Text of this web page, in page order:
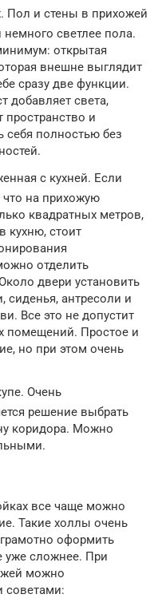
Пол и стены в прихожей
светлее пола.
открытая
внешне выглядит
сразу две функции.
добавляет света,
пространство и
себя полностью без
с кухней. Если
что на прихожую
квадратных метров,
кухню, стоит
отделить
двери установить
сиденья, антресоли и
Все это не допустит
помещений. Простое и
но при этом очень
Очень
решение выбрать
коридора. Можно
все чаще можно
Такие холлы очень
оформить
уже сложнее. При
можно
советами: